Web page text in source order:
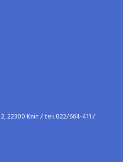
22300 Knin / tel: 022/664-411 /